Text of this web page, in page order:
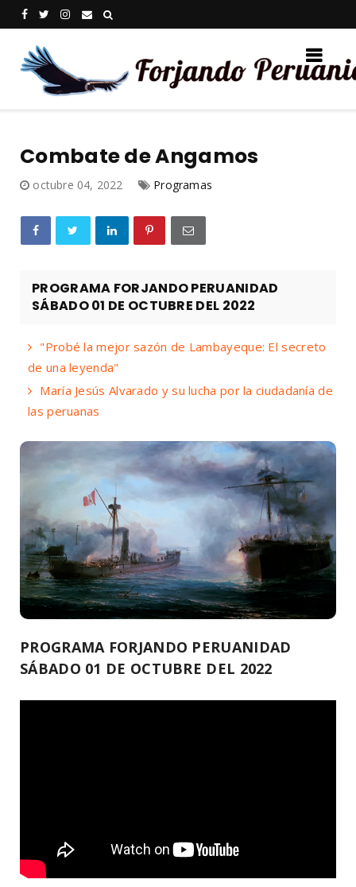
Combate de Angamos
octubre 04, 2022 Programas
PROGRAMA FORJANDO PERUANIDAD
SÁBADO 01 DE OCTUBRE DEL 2022
"Probé la mejor sazón de Lambayeque: El secreto
de una leyenda"
María Jesús Alvarado y su lucha por la ciudadanía de
las peruanas
PROGRAMA FORJANDO PERUANIDAD
SÁBADO 01 DE OCTUBRE DEL 2022